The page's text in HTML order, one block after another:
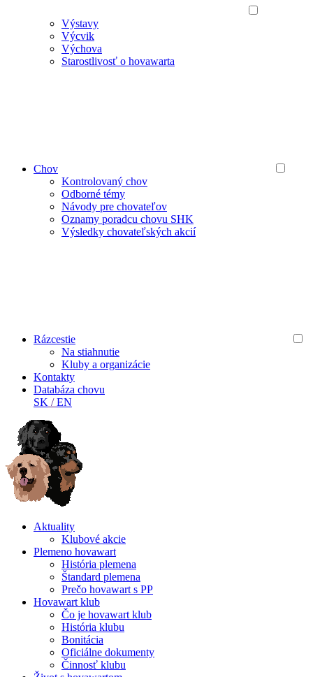
Výstavy
Výcvik
Výchova
Starostlivosť o hovawarta
Chov
Kontrolovaný chov
Odborné témy
Návody pre chovateľov
Oznamy poradcu chovu SHK
Výsledky chovateľských akcií
Rázcestie
Na stiahnutie
Kluby a organizácie
Kontakty
Databáza chovu
SK /EN
Aktuality
Klubové akcie
Plemeno hovawart
História plemena
Štandard plemena
Prečo hovawart s PP
Hovawart klub
Čo je hovawart klub
História klubu
Bonitácia
Oficiálne dokumenty
Činnosť klubu